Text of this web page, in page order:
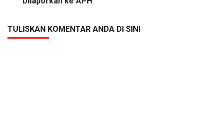
TULISKAN KOMENTAR ANDA DI SINI